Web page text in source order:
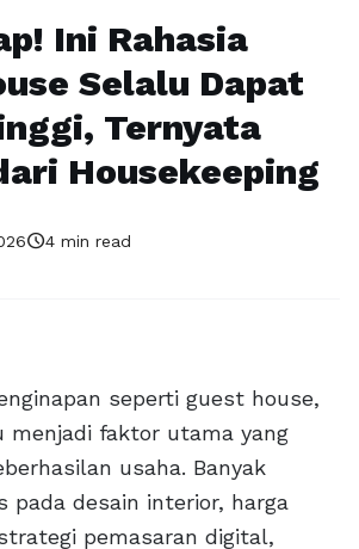
Ini Rahasia
Selalu Dapat
Ternyata
Housekeeping
schedule4 min read
seperti guest house,
menjadi faktor utama yang
usaha. Banyak
pada desain interior, harga
pemasaran digital,